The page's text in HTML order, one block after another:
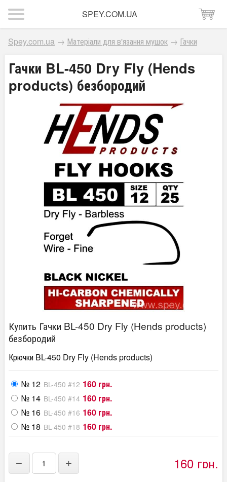
SPEY.COM.UA
Spey.com.ua → Матеріали для в'язання мушок → Гачки
Гачки BL-450 Dry Fly (Hends
products) безбородий
Купить Гачки BL-450 Dry Fly (Hends products)
безбородий
Крючки BL-450 Dry Fly (Hends products)
№ 12 BL-450 #12 160 грн.
№ 14 BL-450 #14 160 грн.
№ 16 BL-450 #16 160 грн.
№ 18 BL-450 #18 160 грн.
− + 160 грн.